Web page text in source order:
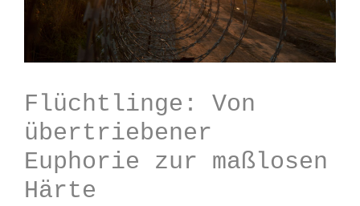
Flüchtlinge: Von
übertriebener
Euphorie zur maßlosen
Härte